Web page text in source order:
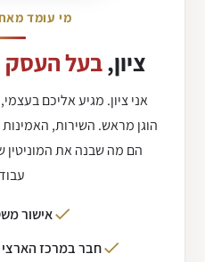
מי עומד
ציון,בעל העסק
אני ציון. מגיע אליכם
הוגן מראש. השירות, האמינות
הם מה שבנה את המוניטין
אישור
חבר במרכז הארצי